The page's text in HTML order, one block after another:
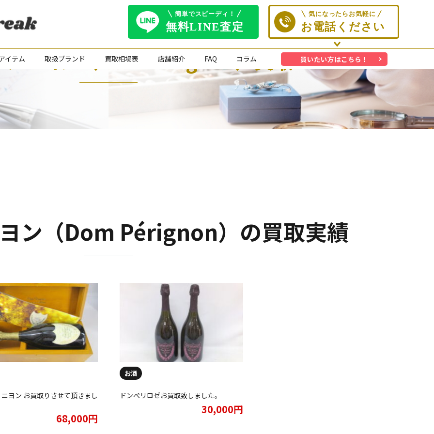
イテム 取扱ブランド 買取相場表 店舗紹介 FAQ コラム 買いたい方はこちら！
ニヨン（Dom Pérignon）買取
ン（Dom Pérignon）の買取実績
ヨン お買取りさせて頂きまし
68,000円
お酒
ドンぺリロゼお買取致しました。
30,000円